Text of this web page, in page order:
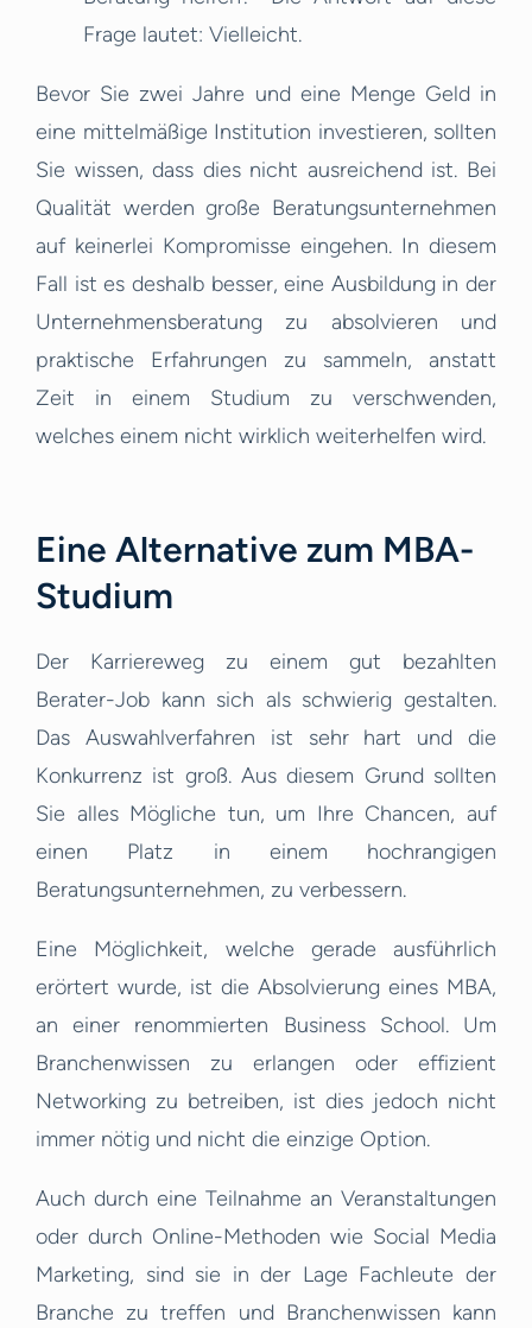
Frage lautet: Vielleicht.
Bevor Sie zwei Jahre und eine Menge Geld in
eine mittelmäßige Institution investieren, sollten
Sie wissen, dass dies nicht ausreichend ist. Bei
Qualität werden große Beratungsunternehmen
auf keinerlei Kompromisse eingehen. In diesem
Fall ist es deshalb besser, eine Ausbildung in der
Unternehmensberatung zu absolvieren und
praktische Erfahrungen zu sammeln, anstatt
Zeit in einem Studium zu verschwenden,
welches einem nicht wirklich weiterhelfen wird.
Eine Alternative zum MBA-
Studium
Der Karriereweg zu einem gut bezahlten
Berater-Job kann sich als schwierig gestalten.
Das Auswahlverfahren ist sehr hart und die
Konkurrenz ist groß. Aus diesem Grund sollten
Sie alles Mögliche tun, um Ihre Chancen, auf
einen Platz in einem hochrangigen
Beratungsunternehmen, zu verbessern.
Eine Möglichkeit, welche gerade ausführlich
erörtert wurde, ist die Absolvierung eines MBA,
an einer renommierten Business School. Um
Branchenwissen zu erlangen oder effizient
Networking zu betreiben, ist dies jedoch nicht
immer nötig und nicht die einzige Option.
Auch durch eine Teilnahme an Veranstaltungen
oder durch Online-Methoden wie Social Media
Marketing, sind sie in der Lage Fachleute der
Branche zu treffen und Branchenwissen kann